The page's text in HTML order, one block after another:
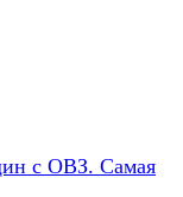
с ОВЗ. Самая